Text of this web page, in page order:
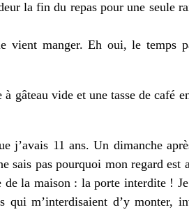
la fin du repas pour une seule
vient manger. Eh oui, le temps
gâteau vide et une tasse de café
j’avais 11 ans. Un dimanche
sais pas pourquoi mon regard est
la maison : la porte interdite !
m’interdisaient d’y monter,